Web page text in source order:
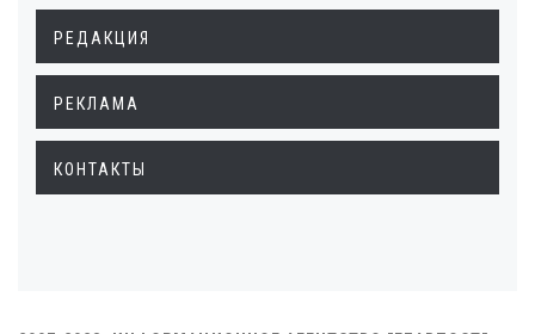
РЕДАКЦИЯ
РЕКЛАМА
КОНТАКТЫ